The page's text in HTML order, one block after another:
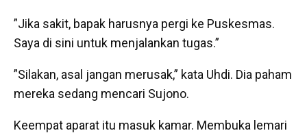
”Jika sakit, bapak harusnya pergi ke Puskesmas.
Saya di sini untuk menjalankan tugas.”
”Silakan, asal jangan merusak,” kata Uhdi. Dia paham
mereka sedang mencari Sujono.
Keempat aparat itu masuk kamar. Membuka lemari